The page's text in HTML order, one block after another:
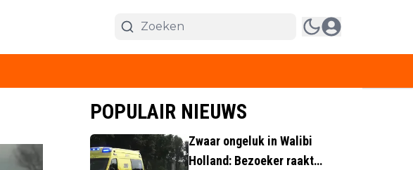
POPULAIR NIEUWS
Zwaar ongeluk in Walibi
Holland: Bezoeker raakt